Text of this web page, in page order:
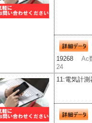
19268 Ac
24
11:電気計測